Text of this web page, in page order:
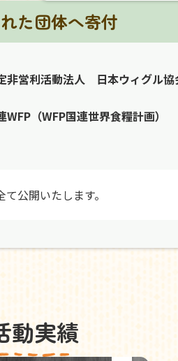
た団体へ寄付
非営利活動法人 日本ウィグル協
WFP（WFP国連世界食糧計画）
公開いたします。
動実績